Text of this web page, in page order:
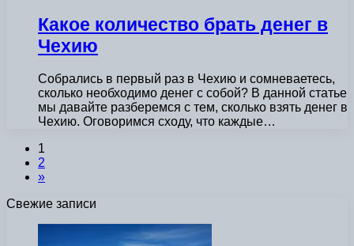
Какое количество брать денег в
Чехию
Собрались в первый раз в Чехию и сомневаетесь,
сколько необходимо денег с собой? В данной статье
мы давайте разберемся с тем, сколько взять денег в
Чехию. Оговоримся сходу, что каждые…
1
2
»
Свежие записи